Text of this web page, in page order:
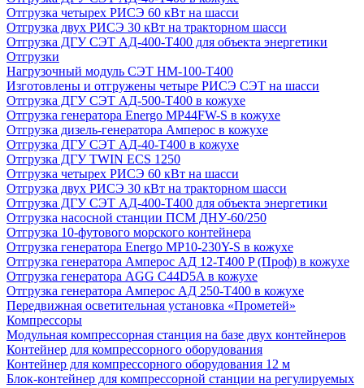
Отгрузка четырех РИСЭ 60 кВт на шасси
Отгрузка двух РИСЭ 30 кВт на тракторном шасси
Отгрузка ДГУ СЭТ АД-400-Т400 для объекта энергетики
Отгрузки
Нагрузочный модуль СЭТ НМ-100-Т400
Изготовлены и отгружены четыре РИСЭ СЭТ на шасси
Отгрузка ДГУ СЭТ АД-500-Т400 в кожухе
Отгрузка генератора Energo MP44FW-S в кожухе
Отгрузка дизель-генератора Амперос в кожухе
Отгрузка ДГУ СЭТ АД-40-Т400 в кожухе
Отгрузка ДГУ TWIN ECS 1250
Отгрузка четырех РИСЭ 60 кВт на шасси
Отгрузка двух РИСЭ 30 кВт на тракторном шасси
Отгрузка ДГУ СЭТ АД-400-Т400 для объекта энергетики
Отгрузка насосной станции ПСМ ДНУ-60/250
Отгрузка 10-футового морского контейнера
Отгрузка генератора Energo MP10-230Y-S в кожухе
Отгрузка генератора Амперос АД 12-Т400 P (Проф) в кожухе
Отгрузка генератора AGG C44D5A в кожухе
Отгрузка генератора Амперос АД 250-Т400 в кожухе
Передвижная осветительная установка «Прометей»
Компрессоры
Модульная компрессорная станция на базе двух контейнеров
Контейнер для компрессорного оборудования
Контейнер для компрессорного оборудования 12 м
Блок-контейнер для компрессорной станции на регулируемых